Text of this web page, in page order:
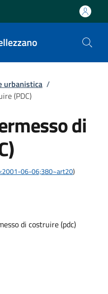
urbanistica /
(PDC)
di
06-06;380~art20)
di costruire (pdc)